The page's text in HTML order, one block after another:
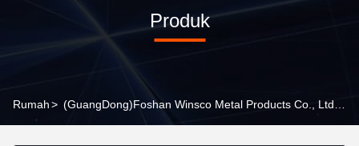
Produk
Rumah>